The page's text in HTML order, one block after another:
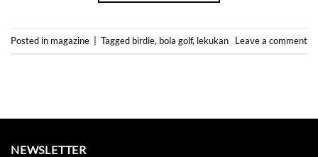
Posted in magazine Tagged birdie, bola golf, lekukan Leave a comment
NEWSLETTER